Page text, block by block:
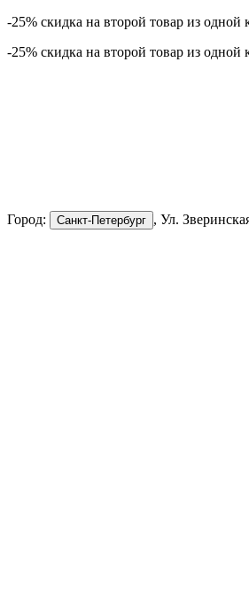
-25% скидка на второй товар из одной
-25% скидка на второй товар из одной
Город: Санкт-Петербург , Ул.